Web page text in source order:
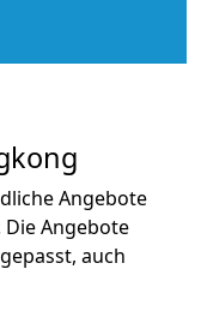
Angebote
Angebote
auch